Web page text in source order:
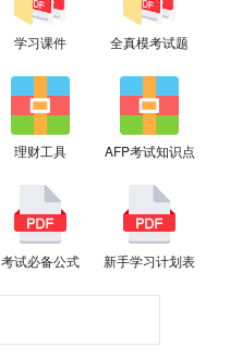
学习课件 全真模考试题
理财工具 AFP考试知识点
考试必备公式 新手学习计划表